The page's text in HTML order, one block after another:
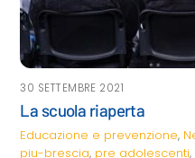
30 SETTEMBRE 2021
La scuola riaperta
Educazione e prevenzione,
piu-brescia, pre adolescenti,